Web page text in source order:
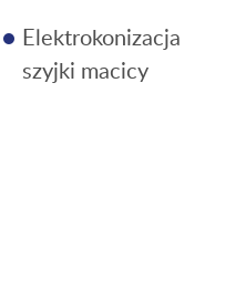
Elektrokonizacja
szyjki macicy